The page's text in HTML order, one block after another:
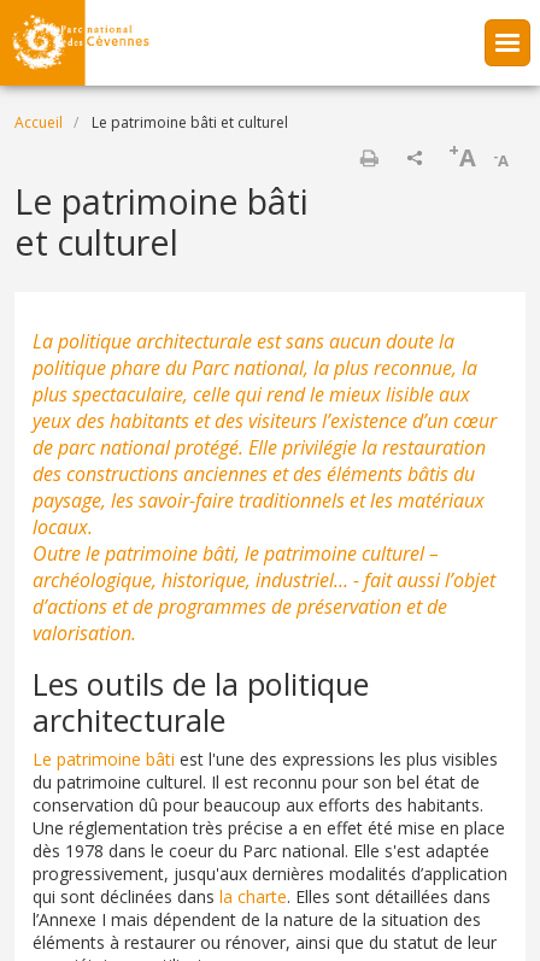
Aller au contenu principal
Fil d'Ariane
Accueil Le patrimoine bâti et culturel
-A
+A
Le patrimoine bâti
et culturel
La politique architecturale est sans aucun doute la
politique phare du Parc national, la plus reconnue, la
plus spectaculaire, celle qui rend le mieux lisible aux
yeux des habitants et des visiteurs l’existence d’un cœur
de parc national protégé. Elle privilégie la restauration
des constructions anciennes et des éléments bâtis du
paysage, les savoir-faire traditionnels et les matériaux
locaux.
Outre le patrimoine bâti, le patrimoine culturel –
archéologique, historique, industriel… - fait aussi l’objet
d’actions et de programmes de préservation et de
valorisation.
Les outils de la politique
architecturale
Le patrimoine bâti est l'une des expressions les plus visibles
du patrimoine culturel. Il est reconnu pour son bel état de
conservation dû pour beaucoup aux efforts des habitants.
Une réglementation très précise a en effet été mise en place
dès 1978 dans le coeur du Parc national. Elle s'est adaptée
progressivement, jusqu'aux dernières modalités d’application
qui sont déclinées dans la charte. Elles sont détaillées dans
l’Annexe I mais dépendent de la nature de la situation des
éléments à restaurer ou rénover, ainsi que du statut de leur